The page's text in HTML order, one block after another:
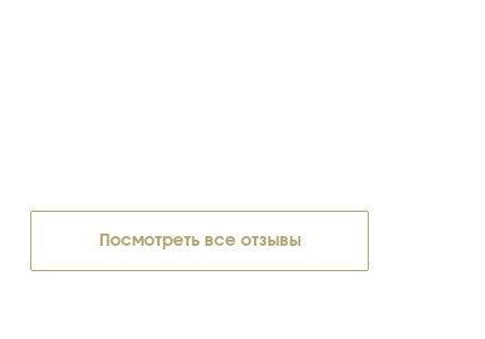
Посмотреть все отзывы